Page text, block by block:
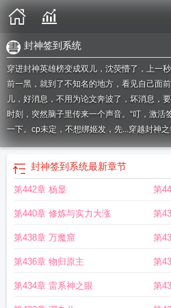
封神签到系统
穿进封神英雄榜变成双儿，沈荧懵了，上一
前一黑，就到了不知名的地方，看见自己面
儿，好消息，不用为论文奔波了，坏消息，
时刻，突然脑子里传来一个声音。“叮，激活
一下。cp未定，不想绑姬发，先...穿越封神
能可以得到封神的传承穿到封神榜穿进封
封神签到系统最新章节
第442章 杨显 第
第440章 修炼与实力大涨 第
第438章 万魔窟 第
第436章 物归原主 第
第434章 雷系神之眼 第